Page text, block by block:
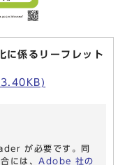
に係るリーフレット
が必要です。同
には、 Adobe 社の